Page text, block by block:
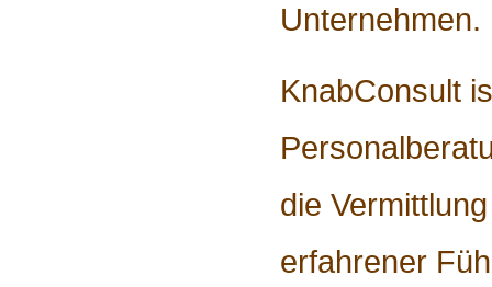
Unternehmen.
KnabConsult
die
erfahrener